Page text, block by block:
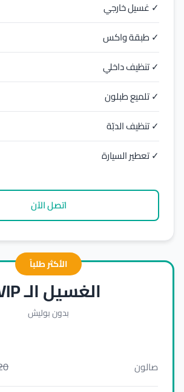
✓ غسيل خارجي
✓ طبقة واكس
✓ تنظيف داخلي
✓ تلميع طبلون
✓ تنظيف الدبّة
✓ تعطير السيارة
اتصل الآن
الأكثر طلباً
الغسيل الـ VIP
بدون بوليش
صالون